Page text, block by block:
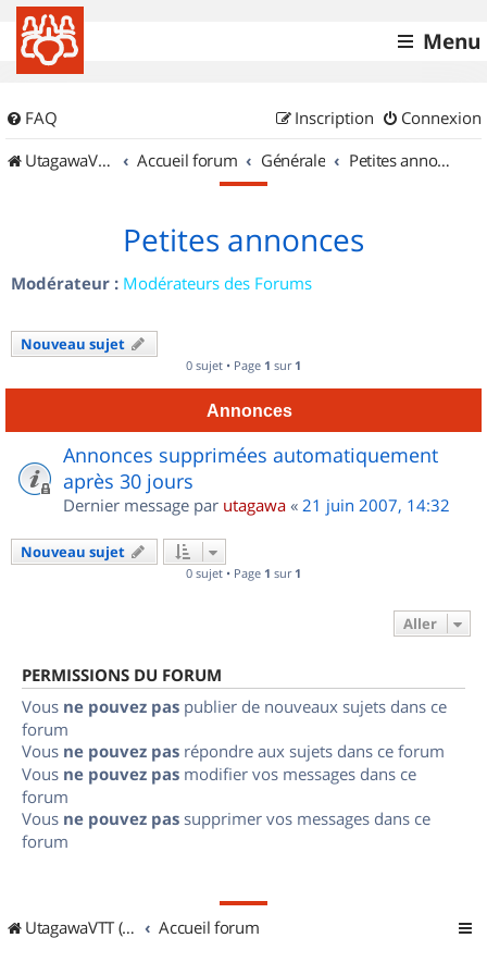
Menu
FAQ Connexion
Inscription
UtagawaVTT (Randos VTT et VTTAE avec traces GPS)
Accueil forum Générale Petites annonces
Petites annonces
Modérateur : Modérateurs des Forums
Nouveau sujet
0 sujet • Page 1 sur 1
Annonces
Annonces supprimées automatiquement
après 30 jours
Dernier message par utagawa « 21 juin 2007, 14:32
Nouveau sujet
0 sujet • Page 1 sur 1
Aller
PERMISSIONS DU FORUM
Vous ne pouvez pas publier de nouveaux sujets dans ce
forum
Vous ne pouvez pas répondre aux sujets dans ce forum
Vous ne pouvez pas modifier vos messages dans ce
forum
Vous ne pouvez pas supprimer vos messages dans ce
forum
UtagawaVTT (Randos VTT et VTTAE avec traces GPS) Accueil forum